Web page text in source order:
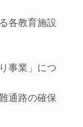
各教育施設
事業」につ
通路の確保